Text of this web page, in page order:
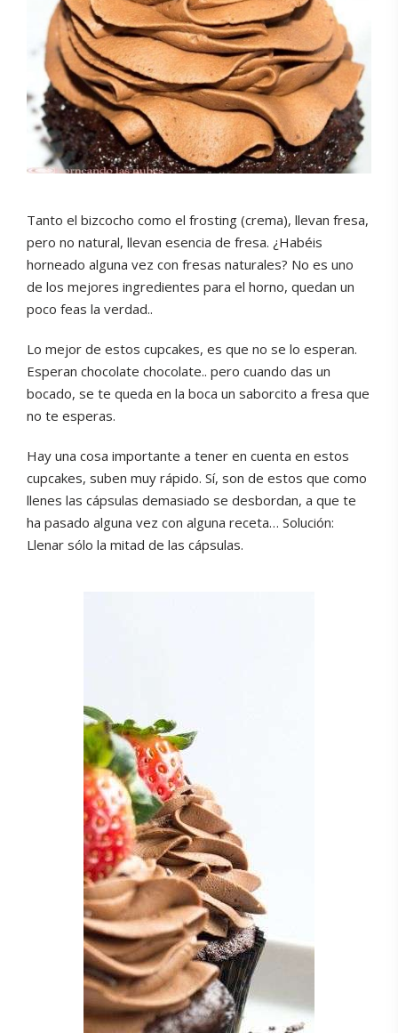
Tanto el bizcocho como el frosting (crema), llevan fresa,
pero no natural, llevan esencia de fresa. ¿Habéis
horneado alguna vez con fresas naturales? No es uno
de los mejores ingredientes para el horno, quedan un
poco feas la verdad..
Lo mejor de estos cupcakes, es que no se lo esperan.
Esperan chocolate chocolate.. pero cuando das un
bocado, se te queda en la boca un saborcito a fresa que
no te esperas.
Hay una cosa importante a tener en cuenta en estos
cupcakes, suben muy rápido. Sí, son de estos que como
llenes las cápsulas demasiado se desbordan, a que te
ha pasado alguna vez con alguna receta… Solución:
Llenar sólo la mitad de las cápsulas.